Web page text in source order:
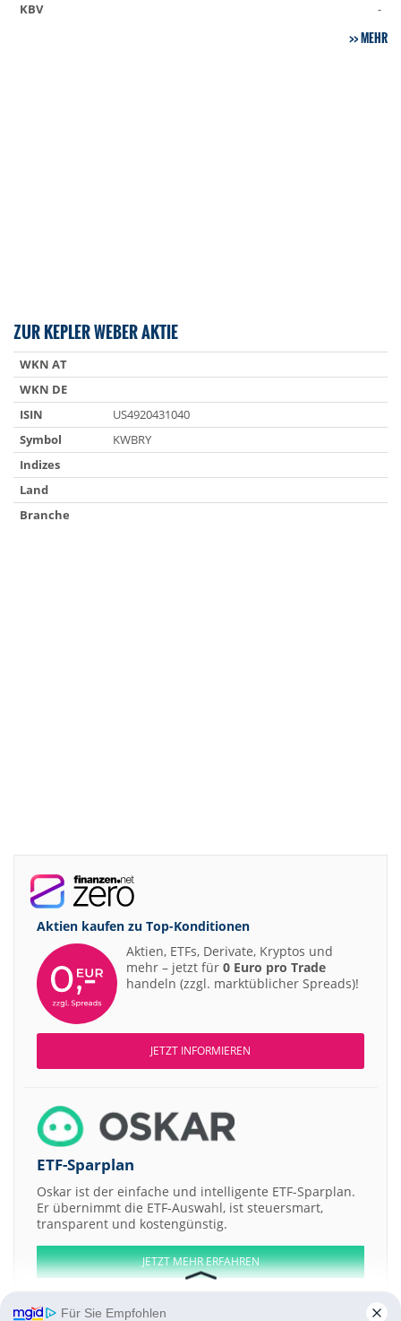
KBV
-
MEHR
ZUR KEPLER WEBER AKTIE
WKN AT
WKN DE
ISIN
US4920431040
Symbol
KWBRY
Indizes
Land
Branche
Aktien kaufen zu Top-Konditionen
Aktien, ETFs, Derivate, Kryptos und
mehr – jetzt für 0 Euro pro Trade
handeln (zzgl. marktüblicher Spreads)!
JETZT INFORMIEREN
ETF-Sparplan
Oskar ist der einfache und intelligente ETF-Sparplan.
Er übernimmt die ETF-Auswahl, ist steuersmart,
transparent und kostengünstig.
JETZT MEHR ERFAHREN
Für Sie Empfohlen